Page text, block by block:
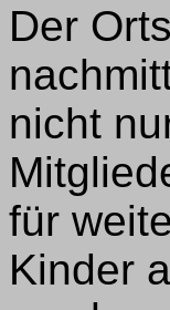
Der
nicht
für
Kinder